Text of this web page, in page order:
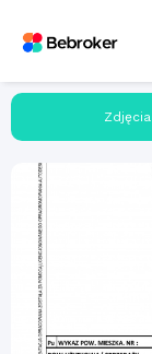
Zdjęcia